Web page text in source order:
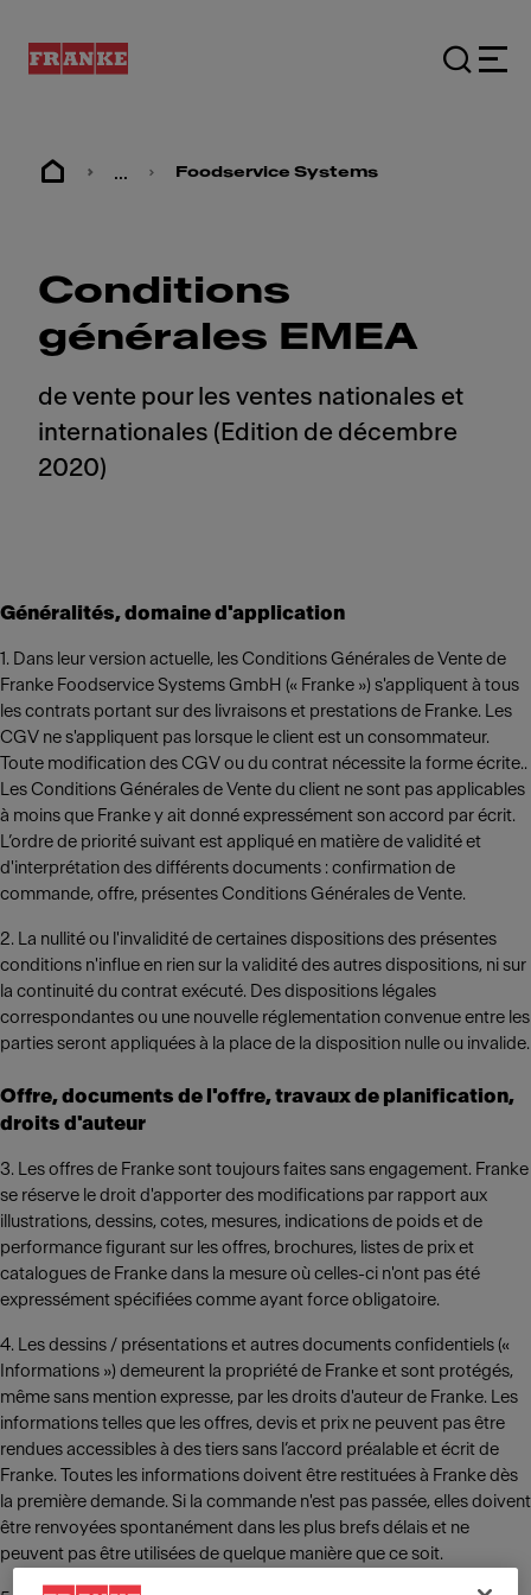
... Foodservice Systems
Conditions
générales EMEA
de vente pour les ventes nationales et
internationales (Edition de décembre
2020)
Généralités, domaine d'application
1. Dans leur version actuelle, les Conditions Générales de Vente de
Franke Foodservice Systems GmbH (« Franke ») s'appliquent à tous
les contrats portant sur des livraisons et prestations de Franke. Les
CGV ne s'appliquent pas lorsque le client est un consommateur.
Toute modification des CGV ou du contrat nécessite la forme écrite..
Les Conditions Générales de Vente du client ne sont pas applicables
à moins que Franke y ait donné expressément son accord par écrit.
L’ordre de priorité suivant est appliqué en matière de validité et
d'interprétation des différents documents : confirmation de
commande, offre, présentes Conditions Générales de Vente.
2. La nullité ou l'invalidité de certaines dispositions des présentes
conditions n'influe en rien sur la validité des autres dispositions, ni sur
la continuité du contrat exécuté. Des dispositions légales
correspondantes ou une nouvelle réglementation convenue entre les
parties seront appliquées à la place de la disposition nulle ou invalide.
Offre, documents de l'offre, travaux de planification,
droits d'auteur
3. Les offres de Franke sont toujours faites sans engagement. Franke
se réserve le droit d'apporter des modifications par rapport aux
illustrations, dessins, cotes, mesures, indications de poids et de
performance figurant sur les offres, brochures, listes de prix et
catalogues de Franke dans la mesure où celles-ci n'ont pas été
expressément spécifiées comme ayant force obligatoire.
4. Les dessins / présentations et autres documents confidentiels («
Informations ») demeurent la propriété de Franke et sont protégés,
même sans mention expresse, par les droits d'auteur de Franke. Les
informations telles que les offres, devis et prix ne peuvent pas être
rendues accessibles à des tiers sans l’accord préalable et écrit de
Franke. Toutes les informations doivent être restituées à Franke dès
la première demande. Si la commande n'est pas passée, elles doivent
être renvoyées spontanément dans les plus brefs délais et ne
peuvent pas être utilisées de quelque manière que ce soit.